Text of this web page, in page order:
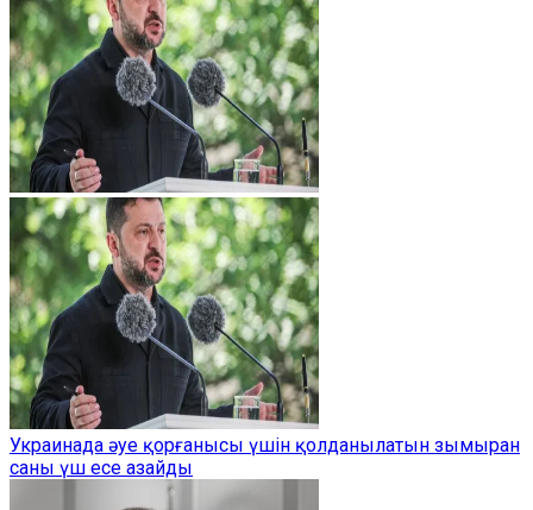
Украинада әуе қорғанысы үшін қолданылатын зымыран
саны үш есе азайды